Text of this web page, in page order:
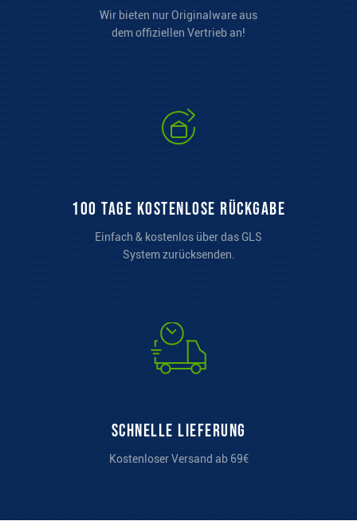
Wir bieten nur Originalware aus
dem offiziellen Vertrieb an!
100 Tage kostenlose Rückgabe
Einfach & kostenlos über das GLS
System zurücksenden.
Schnelle Lieferung
Kostenloser Versand ab 69€